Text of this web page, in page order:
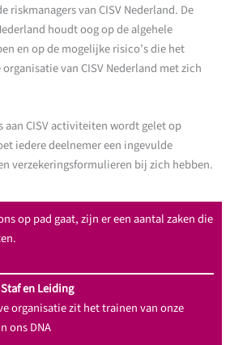
riskmanagers van CISV Nederland. De
houdt oog op de algehele
en op de mogelijke risico’s die het
van CISV Nederland met zich
aan CISV activiteiten wordt gelet op
iedere deelnemer een ingevulde
verzekeringsformulieren bij zich hebben.
op pad gaat, zijn er een aantal zaken die
en Leiding
organisatie zit het trainen van onze
ons DNA